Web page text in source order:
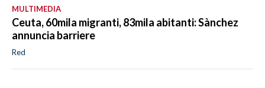
MULTIMEDIA
Ceuta, 60mila migranti, 83mila abitanti: Sànchez
annuncia barriere
Red